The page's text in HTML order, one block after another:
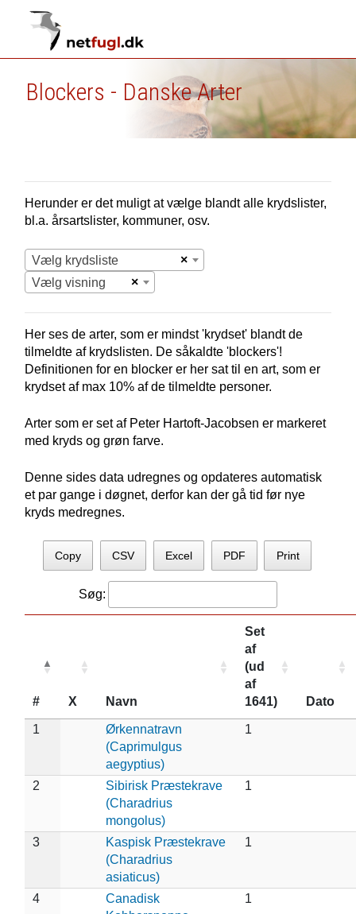
Blockers - Danske Arter
Herunder er det muligt at vælge blandt alle krydslister,
bl.a. årsartslister, kommuner, osv.
×
Vælg krydsliste
×
Vælg visning
Her ses de arter, som er mindst 'krydset' blandt de
tilmeldte af krydslisten. De såkaldte 'blockers'!
Definitionen for en blocker er her sat til en art, som er
krydset af max 10% af de tilmeldte personer.
Arter som er set af Peter Hartoft-Jacobsen er markeret
med kryds og grøn farve.
Denne sides data udregnes og opdateres automatisk
et par gange i døgnet, derfor kan der gå tid før nye
kryds medregnes.
Copy CSV Excel PDF Print
Søg:
# X Navn
Set
af
(ud
af
1641)
Dato
1
Ørkennatravn
(Caprimulgus
aegyptius)
1
2
Sibirisk Præstekrave
(Charadrius
mongolus)
1
3
Kaspisk Præstekrave
(Charadrius
asiaticus)
1
4
Canadisk
1